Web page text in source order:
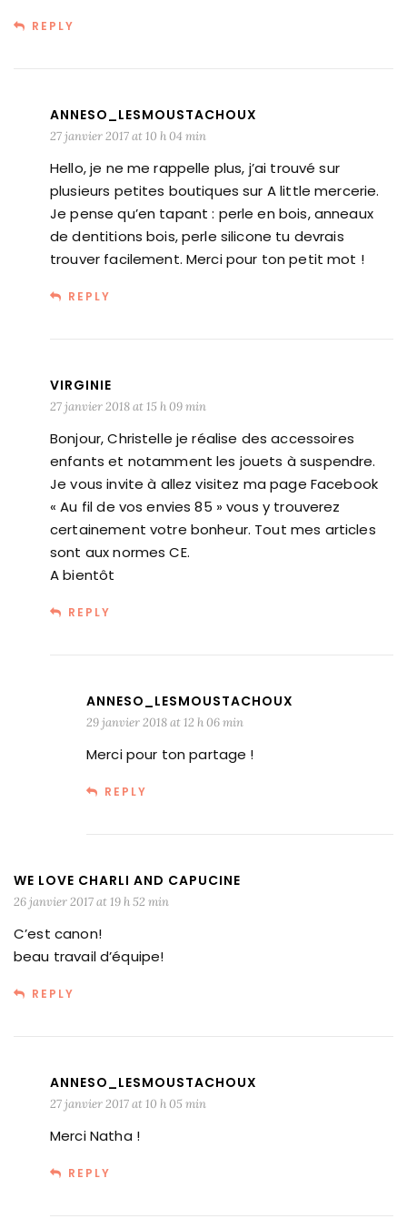
REPLY
ANNESO_LESMOUSTACHOUX
27 janvier 2017 at 10 h 04 min
Hello, je ne me rappelle plus, j’ai trouvé sur
plusieurs petites boutiques sur A little mercerie.
Je pense qu’en tapant : perle en bois, anneaux
de dentitions bois, perle silicone tu devrais
trouver facilement. Merci pour ton petit mot !
REPLY
VIRGINIE
27 janvier 2018 at 15 h 09 min
Bonjour, Christelle je réalise des accessoires
enfants et notamment les jouets à suspendre.
Je vous invite à allez visitez ma page Facebook
« Au fil de vos envies 85 » vous y trouverez
certainement votre bonheur. Tout mes articles
sont aux normes CE.
A bientôt
REPLY
ANNESO_LESMOUSTACHOUX
29 janvier 2018 at 12 h 06 min
Merci pour ton partage !
REPLY
WE LOVE CHARLI AND CAPUCINE
26 janvier 2017 at 19 h 52 min
C’est canon!
beau travail d’équipe!
REPLY
ANNESO_LESMOUSTACHOUX
27 janvier 2017 at 10 h 05 min
Merci Natha !
REPLY